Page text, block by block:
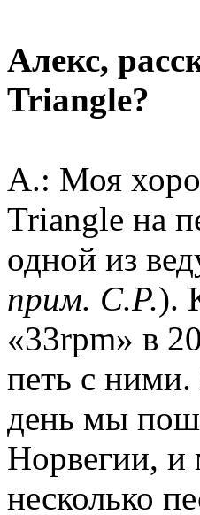
Алекс,
Triangle?
A.: Моя
Triangle на
одной из
прим. С.Р.).
«33rpm» в
петь с
день мы
Норвегии, и
несколько